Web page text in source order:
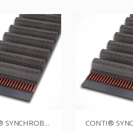
CONTI® SYNCHROBELT 88XL025